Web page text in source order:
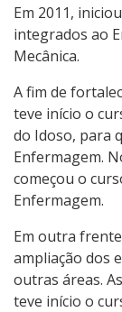
Em 2011,
integrados ao
Mecânica.
A fim de
teve início o
do Idoso, para
Enfermagem.
começou o
Enfermagem.
Em outra
ampliação dos
outras áreas.
teve início o